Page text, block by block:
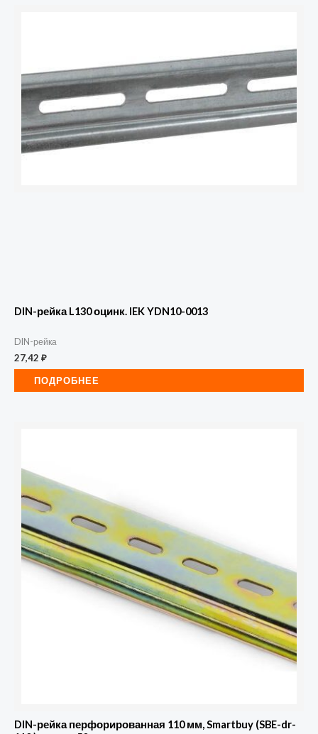
DIN-рейка L130 оцинк. IEK YDN10-0013
DIN-рейка
27,42 ₽
ПОДРОБНЕЕ
DIN-рейка перфорированная 110 мм, Smartbuy (SBE-dr-
DIN-
рейка
перфорированная
110
мм,
Smartbuy